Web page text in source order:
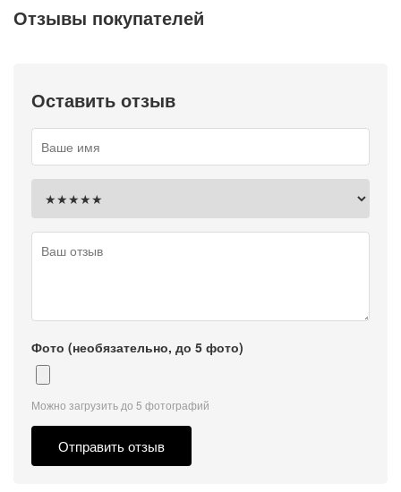
Отзывы покупателей
Оставить отзыв
Фото (необязательно, до 5 фото)
Можно загрузить до 5 фотографий
Отправить отзыв